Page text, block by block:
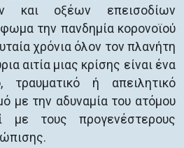
και οξέων επεισοδίων
την πανδημία κορονοϊού
χρόνια όλον τον πλανήτη
αιτία μιας κρίσης είναι ένα
τραυματικό ή απειλητικό
με την αδυναμία του ατόμου
με τους προγενέστερους